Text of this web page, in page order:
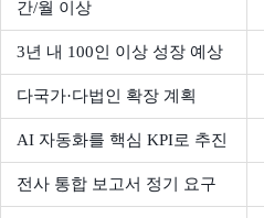
간/월 이상
3년 내 100인 이상 성장 예상
다국가·다법인 확장 계획
AI 자동화를 핵심 KPI로 추진
전사 통합 보고서 정기 요구